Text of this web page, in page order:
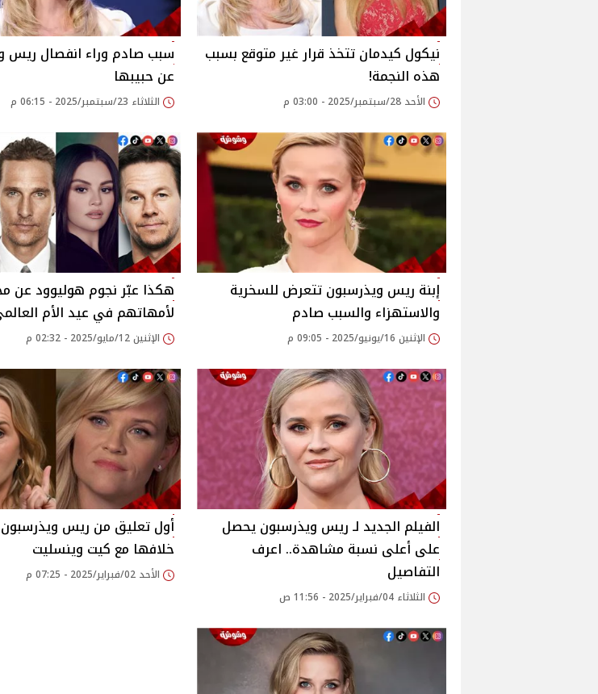
نيكول كيدمان تتخذ قرار غير متوقع بسبب
هذه النجمة!
الأحد 28/سبتمبر/2025 - 03:00 م
سبب صادم وراء انفصال ريس
عن حبيبها
الثلاثاء 23/سبتمبر/2025 - 06:15 م
إبنة ريس ويذرسبون تتعرض للسخرية
والاستهزاء والسبب صادم
الإثنين 16/يونيو/2025 - 09:05 م
هكذا عبّر نجوم هوليوود عن
لأمهاتهم في عيد الأم
الإثنين 12/مايو/2025 - 02:32 م
الفيلم الجديد لـ ريس ويذرسبون يحصل
على أعلى نسبة مشاهدة.. اعرف
التفاصيل
الثلاثاء 04/فبراير/2025 - 11:56 ص
أول تعليق من ريس
خلافها مع كيت وينسليت
الأحد 02/فبراير/2025 - 07:25 م